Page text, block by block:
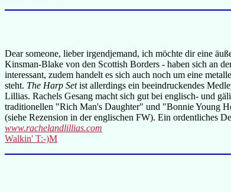
Dear someone, lieber irgendjemand, ich möchte dir eine
Kinsman-Blake von den Scottish Borders - haben sich an
interessant, zudem handelt es sich auch noch um eine
steht. The Harp Setist allerdings ein beeindruckendes
Lillias. Rachels Gesang macht sich gut bei englisch- und
traditionellen "Rich Man's Daughter" und "Bonnie Young
(siehe Rezension in der englischen FW). Ein ordentliches
www.rachelandlillias.com
Walkin' T:-)M